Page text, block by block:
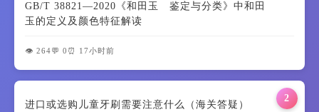
GB/T 38821—2020《和田玉 鉴定与分类》中和田
玉的定义及颜色特征解读
👁️ 264💬 0 ⏰ 17小时前
2
进口或选购儿童牙刷需要注意什么（海关答疑）